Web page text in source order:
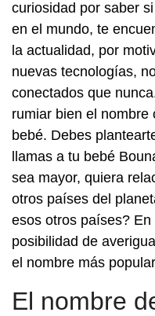
curiosidad por saber
en el mundo, te
la actualidad, por
nuevas tecnologías,
conectados que
rumiar bien el nombre
bebé. Debes
llamas a tu bebé
sea mayor, quiera
otros países del
esos otros países?
posibilidad de
el nombre más
El nombre